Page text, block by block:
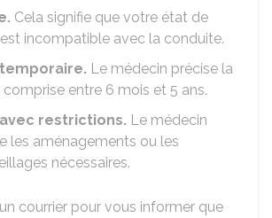
Cela signifie que votre état de
incompatible avec la conduite.
Le médecin précise la
comprise entre 6 mois et 5 ans.
restrictions. Le médecin
les aménagements ou les
nécessaires.
courrier pour vous informer que